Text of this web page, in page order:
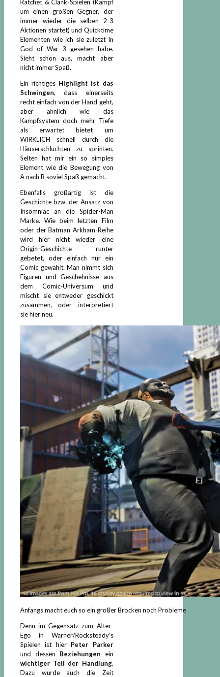
Ratchet & Clank-Spielen (Kampf
um einen großen Gegner, der
immer wieder die selben 2-3
Aktionen startet) und Quicktime
Elementen wie ich sie zuletzt in
God of War 3 gesehen habe.
Sieht schön aus, macht aber
nicht immer Spaß.
Ein richtiges Highlight ist das
Schwingen, dass einerseits
recht einfach von der Hand geht,
aber ähnlich wie das
Kampfsystem doch mehr Tiefe
als erwartet bietet um
WIRKLICH schnell durch die
Häuserschluchten zu sprinten.
Selten hat mir ein so simples
Element wie die Bewegung von
A nach B soviel Spaß gemacht.
Ebenfalls großartig ist die
Geschichte bzw. der Ansatz von
Insomniac an die Spider-Man
Marke. Wie beim letzten Film
oder der Batman Arkham-Reihe
wird hier nicht wieder eine
Origin-Geschichte runter
gebetet, oder einfach nur ein
Comic gewählt. Man nimmt sich
Figuren und Geschehnisse aus
dem Comic-Universum und
mischt sie entweder geschickt
zusammen, oder interpretiert
sie hier neu.
Anfangs macht euch so ein großer Brocken noch Probleme
Denn im Gegensatz zum Alter-
Ego in Warner/Rocksteady’s
Spielen ist hier Peter Parker
und dessen Beziehungen ein
wichtiger Teil der Handlung.
Dazu wurde auch die Zeit